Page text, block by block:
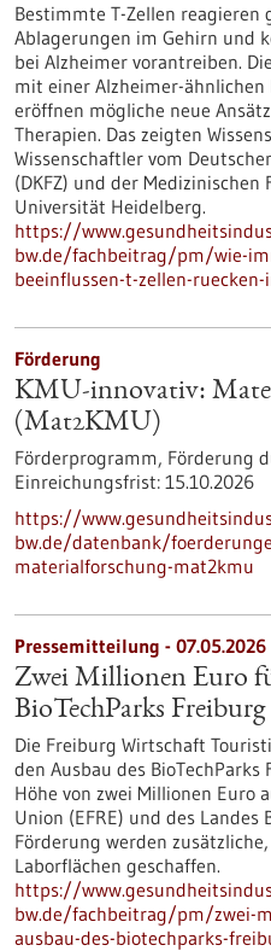
Bestimmte T-Zellen reagieren
Ablagerungen im Gehirn und
bei Alzheimer vorantreiben.
mit einer Alzheimer-
eröffnen mögliche neue
Therapien. Das zeigten
Wissenschaftler vom
(DKFZ) und der
Universität Heidelberg.
https://
bw.de/fachbeitrag/pm/wie-
beeinflussen-t-zellen-
Förderung
KMU-innovativ:
(Mat2KMU)
Förderprogramm, Förderung
Einreichungsfrist: 15.10.2026
https://
bw.de/datenbank/
materialforschung-mat2kmu
Pressemitteilung - 07.05.2026
Zwei Millionen Euro
BioTechParks Freiburg
Die Freiburg Wirtschaft
den Ausbau des
Höhe von zwei Millionen Euro
Union (EFRE) und des
Förderung werden
Laborflächen geschaffen.
https://
bw.de/fachbeitrag/pm/zwei-
ausbau-des-biotechparks-